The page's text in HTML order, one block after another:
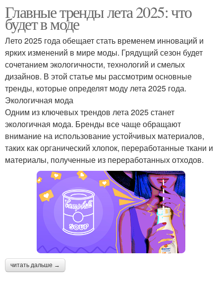
Главные тренды лета 2025: что
будет в моде
Лето 2025 года обещает стать временем инноваций и
ярких изменений в мире моды. Грядущий сезон будет
сочетанием экологичности, технологий и смелых
дизайнов. В этой статье мы рассмотрим основные
тренды, которые определят моду лета 2025 года.
Экологичная мода
Одним из ключевых трендов лета 2025 станет
экологичная мода. Бренды все чаще обращают
внимание на использование устойчивых материалов,
таких как органический хлопок, переработанные ткани и
материалы, полученные из переработанных отходов.
читать дальше →